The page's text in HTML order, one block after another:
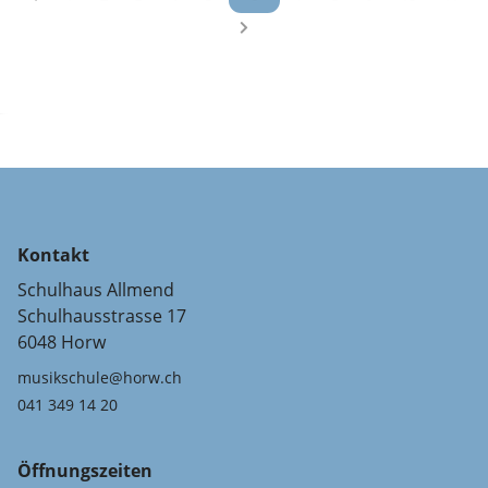
Kontakt
Schulhaus Allmend
Schulhausstrasse 17
6048 Horw
musikschule@horw.ch
041 349 14 20
Öffnungszeiten